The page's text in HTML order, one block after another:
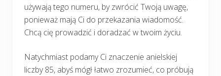
używają tego numeru, by zwrócić Twoją uwagę,
ponieważ mają Ci do przekazania wiadomość.
Chcą cię prowadzić i doradzać w twoim życiu.
Natychmiast podamy Ci znaczenie anielskiej
liczby 85, abyś mógł łatwo zrozumieć, co próbują